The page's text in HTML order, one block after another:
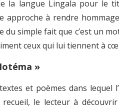
la langue Lingala pour le
approche à rendre
simple fait que c’est un
ceux qui lui tiennent à
»
et poèmes dans lequel
le lecteur à